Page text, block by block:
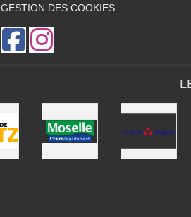
GESTION DES COOKIES